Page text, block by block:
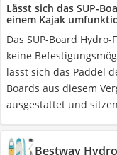
Lässt sich das SUP-
einem Kajak
Das SUP-Board
keine
lässt sich das Paddel
Boards aus diesem
ausgestattet und
Bestway